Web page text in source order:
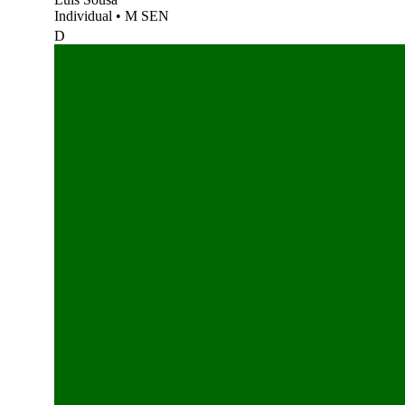
Individual • M SEN
D